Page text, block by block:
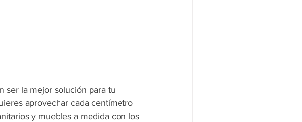
ser la mejor solución para tu
aprovechar cada centímetro
y muebles a medida con los